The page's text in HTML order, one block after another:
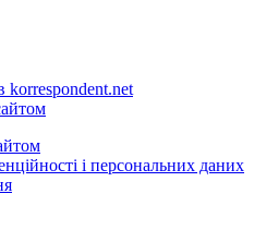
korrespondent.net
і персональних даних